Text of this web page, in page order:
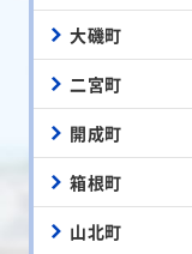
大磯町
二宮町
開成町
箱根町
山北町